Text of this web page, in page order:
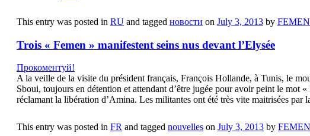
This entry was posted in RU and tagged новости on July 3, 2013 by FEMEN
Trois « Femen » manifestent seins nus devant l’Elysée
Прокоментуй!
A la veille de la visite du président français, François Hollande, à Tunis, le
Sboui, toujours en détention et attendant d’être jugée pour avoir peint le mot
réclamant la libération d’Amina. Les militantes ont été très vite maitrisées
This entry was posted in FR and tagged nouvelles on July 3, 2013 by FEMEN